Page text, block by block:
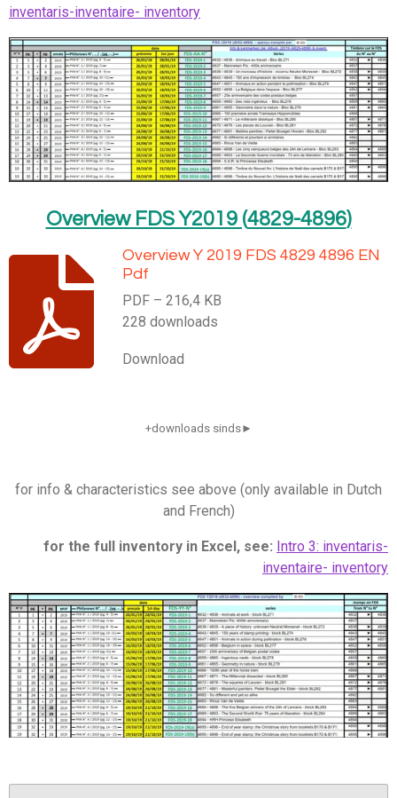
inventaris-inventaire- inventory
Overview FDS Y2019 (4829-4896)
Overview Y 2019 FDS 4829 4896 EN
Pdf
PDF – 216,4 KB
228 downloads
Download
+downloads sinds►
for info & characteristics see above (only available in Dutch
and French)
for the full inventory in Excel, see: Intro 3: inventaris-
inventaire- inventory